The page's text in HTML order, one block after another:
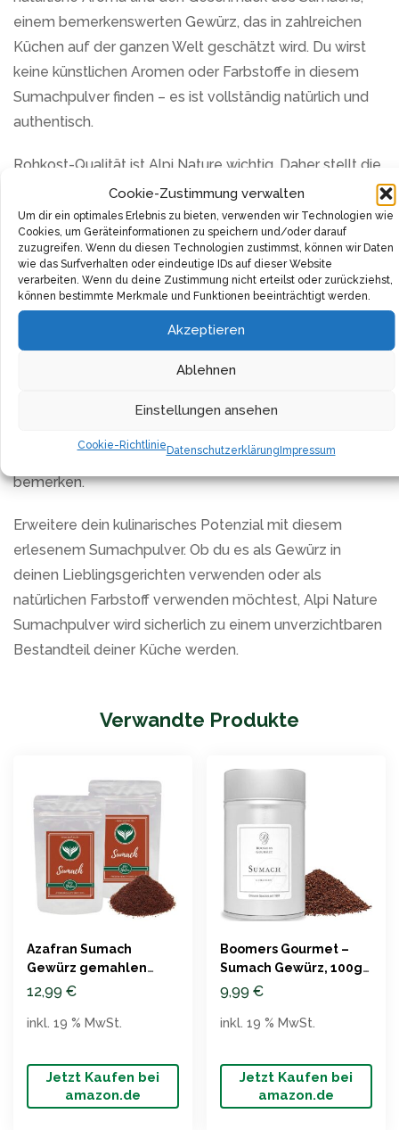
Cookie-Zustimmung verwalten
Um dir ein optimales Erlebnis zu bieten, verwenden wir Technologien wie
Cookies, um Geräteinformationen zu speichern und/oder darauf
zuzugreifen. Wenn du diesen Technologien zustimmst, können wir Daten
wie das Surfverhalten oder eindeutige IDs auf dieser Website
verarbeiten. Wenn du deine Zustimmung nicht erteilst oder zurückziehst,
können bestimmte Merkmale und Funktionen beeinträchtigt werden.
Akzeptieren
Ablehnen
Einstellungen ansehen
Cookie-RichtlinieDatenschutzerklärungImpressum
einem bemerkenswerten Gewürz, das in zahlreichen
Küchen auf der ganzen Welt geschätzt wird. Du wirst
keine künstlichen Aromen oder Farbstoffe in diesem
Sumachpulver finden – es ist vollständig natürlich und
authentisch.
Rohkost-Qualität ist Alpi Nature wichtig. Daher stellt die
Marke sicher, dass die Früchte des Gewürzsumachs,
auch bekannt als Essigbaumgewürz, von bester Qualität
sind. Ihre intensive rote bis rotbraune Farbe ist ein
Zeichen ihrer Frische und des reichen Geschmacks, den
sie in deine Gerichte einbringen.
Alpi Nature Sumachpulver wurde mit großer Sorgfalt
zwischen dem süßen, leicht säuerlichen Geschmack
verleiht, einen bemerkenswerten Unterschied zu
bemerken.
Erweitere dein kulinarisches Potenzial mit diesem
erlesenem Sumachpulver. Ob du es als Gewürz in
deinen Lieblingsgerichten verwenden oder als
natürlichen Farbstoff verwenden möchtest, Alpi Nature
Sumachpulver wird sicherlich zu einem unverzichtbaren
Bestandteil deiner Küche werden.
Verwandte Produkte
Azafran Sumach
Gewürz gemahlen
400g
12,99 €
Jetzt Kaufen bei
amazon.de
inkl. 19 % MwSt.
Boomers Gourmet –
Sumach Gewürz, 100g
Dose
9,99 €
Jetzt Kaufen bei
amazon.de
inkl. 19 % MwSt.